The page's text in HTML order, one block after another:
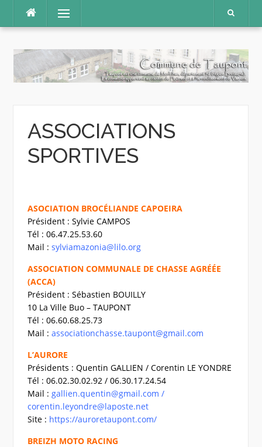
contenu
Menu
ASSOCIATIONS
SPORTIVES
ASOCIATION BROCÉLIANDE CAPOEIRA
Président : Sylvie CAMPOS
Tél : 06.47.25.53.60
Mail : sylviamazonia@lilo.org
ASSOCIATION COMMUNALE DE CHASSE AGRÉÉE
(ACCA)
Président : Sébastien BOUILLY
10 La Ville Buo – TAUPONT
Tél : 06.60.68.25.73
Mail : associationchasse.taupont@gmail.com
L’AURORE
Présidents : Quentin GALLIEN / Corentin LE YONDRE
Tél : 06.02.30.02.92 / 06.30.17.24.54
Mail : gallien.quentin@gmail.com /
corentin.leyondre@laposte.net
Site : https://auroretaupont.com/
BREIZH MOTO RACING